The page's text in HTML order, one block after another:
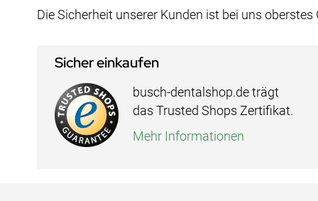
Die Sicherheit unserer Kunden ist bei uns
Sicher einkaufen
busch-dentalshop.de trägt
das Trusted Shops Zertifikat.
Mehr Informationen